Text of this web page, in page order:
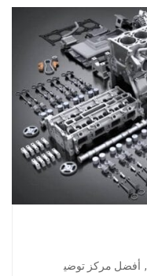
, أفضل مركز توضي